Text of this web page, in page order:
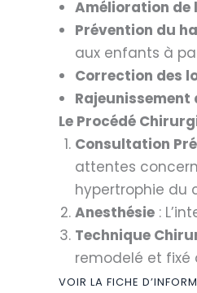
Amélioration de
Prévention du
aux enfants à
Correction des
Rajeunissement
Le Procédé
Consultation
attentes
hypertrophie du
Anesthésie :
Technique
remodelé et fixé
VOIR LA FICHE